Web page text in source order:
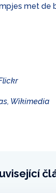
met de
Wikimedia